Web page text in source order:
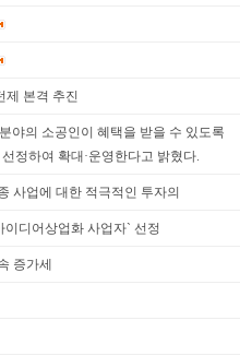
제 본격 추진
야의 소공인이 혜택을 받을 수 있도록
정하여 확대·운영한다고 밝혔다.
사업에 대한 적극적인 투자의
이디어상업화 사업자` 선정
증가세